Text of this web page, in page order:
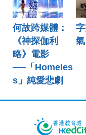
何故跨媒體：
《神探伽利
略》電影
──「Homeles
s」純愛悲劇
氣